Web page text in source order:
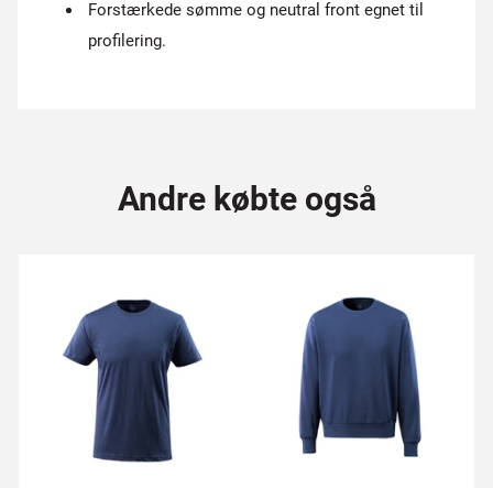
Forstærkede sømme og neutral front egnet til
profilering.
Andre købte også